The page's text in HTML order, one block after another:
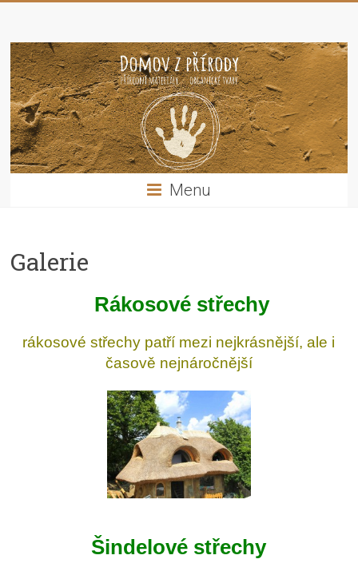
Menu
Galerie
Rákosové střechy
rákosové střechy patří mezi nejkrásnější, ale i
časově nejnáročnější
Šindelové střechy